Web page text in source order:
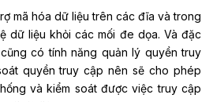
mã hóa dữ liệu trên các đĩa và trong
dữ liệu khỏi các mối đe dọa. Và đặc
cũng có tính năng quản lý quyền truy
quyền truy cập nên sẽ cho phép
và kiểm soát được việc truy cập